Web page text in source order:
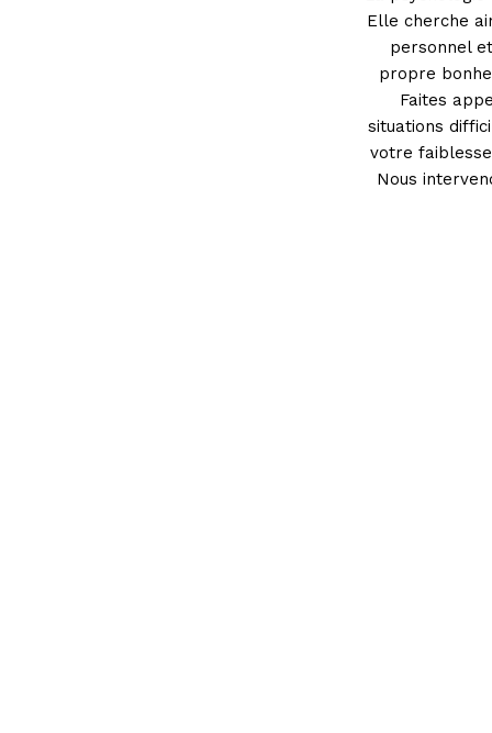
Elle cherche
personnel
propre
Faites
situations
votre
Nous